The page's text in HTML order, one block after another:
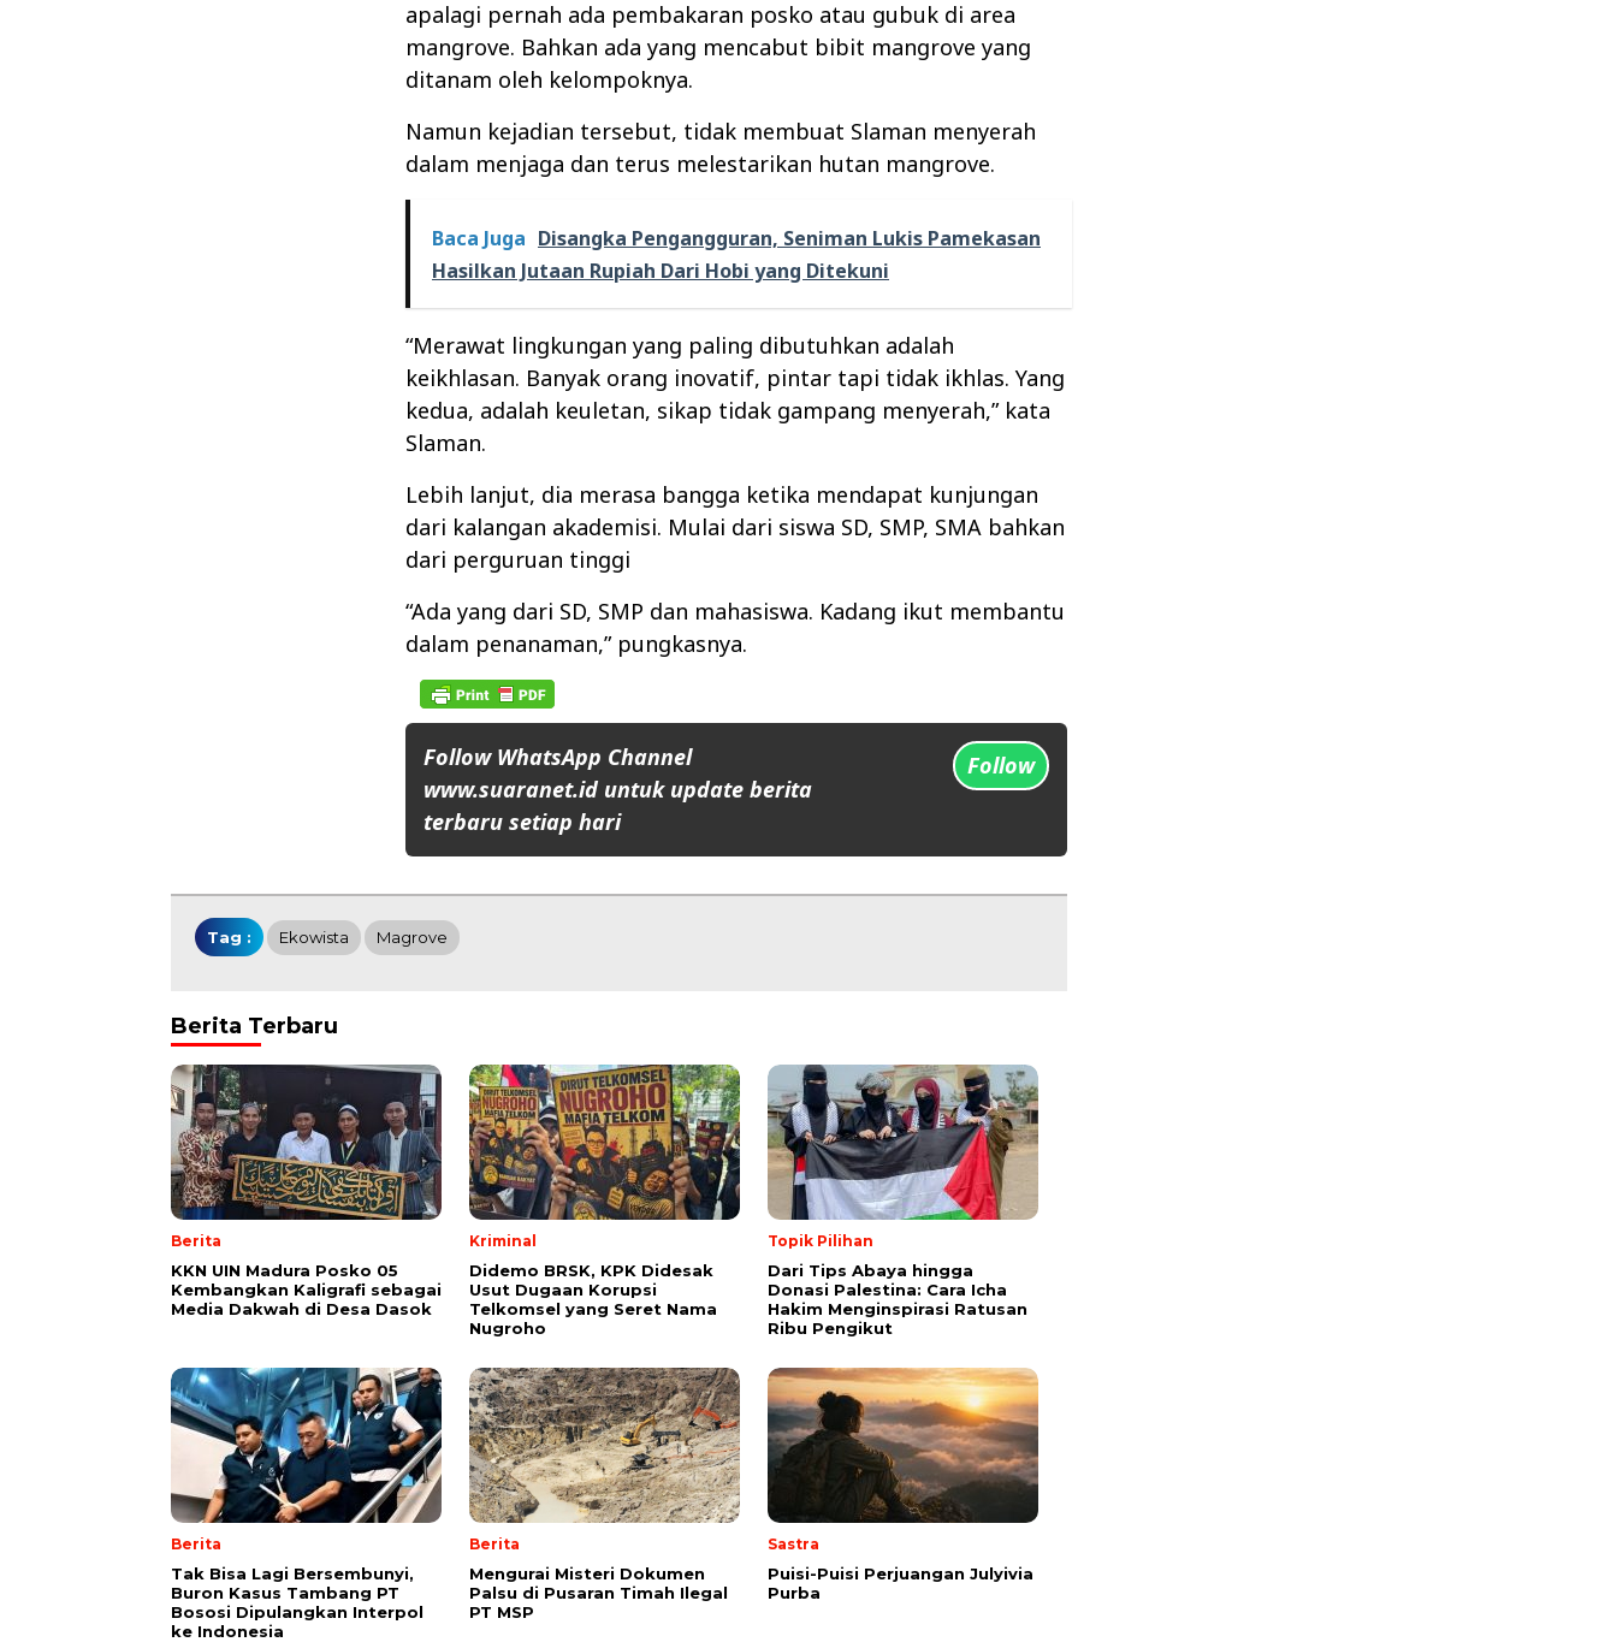
apalagi pernah ada pembakaran posko atau gubuk di area
mangrove. Bahkan ada yang mencabut bibit mangrove yang
ditanam oleh kelompoknya.
Namun kejadian tersebut, tidak membuat Slaman menyerah
dalam menjaga dan terus melestarikan hutan mangrove.
Baca Juga Disangka Pengangguran, Seniman Lukis Pamekasan
Hasilkan Jutaan Rupiah Dari Hobi yang Ditekuni
“Merawat lingkungan yang paling dibutuhkan adalah
keikhlasan. Banyak orang inovatif, pintar tapi tidak ikhlas. Yang
kedua, adalah keuletan, sikap tidak gampang menyerah,” kata
Slaman.
Lebih lanjut, dia merasa bangga ketika mendapat kunjungan
dari kalangan akademisi. Mulai dari siswa SD, SMP, SMA bahkan
dari perguruan tinggi
“Ada yang dari SD, SMP dan mahasiswa. Kadang ikut membantu
dalam penanaman,” pungkasnya.
Follow WhatsApp Channel
www.suaranet.id untuk update berita
terbaru setiap hari
Follow
Tag : Ekowista Magrove
Berita Terbaru
Berita
KKN UIN Madura Posko 05
Kembangkan Kaligrafi sebagai
Media Dakwah di Desa Dasok
Kriminal
Didemo BRSK, KPK Didesak
Usut Dugaan Korupsi
Telkomsel yang Seret Nama
Nugroho
Topik Pilihan
Dari Tips Abaya hingga
Donasi Palestina: Cara Icha
Hakim Menginspirasi Ratusan
Ribu Pengikut
Berita
Tak Bisa Lagi Bersembunyi,
Buron Kasus Tambang PT
Bososi Dipulangkan Interpol
ke Indonesia
Berita
Mengurai Misteri Dokumen
Palsu di Pusaran Timah Ilegal
PT MSP
Sastra
Puisi-Puisi Perjuangan Julyivia
Purba